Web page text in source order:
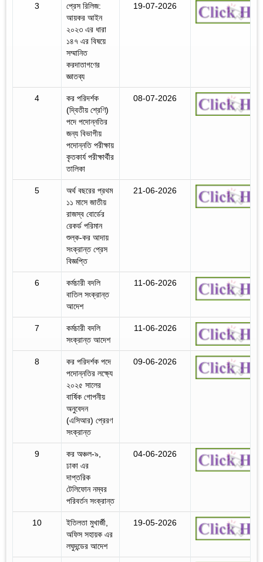
3
প্রেস রিলিজ:
আয়কর আইন
২০২৩ এর ধারা
১৪৭ এর বিষয়ে
সম্মানিত
করদাতাগণের
জ্ঞাতব্য
19-07-2026
4
কর পরিদর্শক
(দ্বিতীয় শ্রেণি)
পদে পদোন্নতির
জন্য বিভাগীয়
পদোন্নতি পরীক্ষায়
কৃতকার্য পরীক্ষার্থীর
তালিকা
08-07-2026
5
অর্থ বছরের প্রথম
১১ মাসে জাতীয়
রাজস্ব বোর্ডের
রেকর্ড পরিমান
শুল্ক-কর আদায়
সংক্রান্ত প্রেস
বিজ্ঞপ্তি
21-06-2026
6
কর্মচারী বদলি
বাতিল সংক্রান্ত
আদেশ
11-06-2026
7
কর্মচারী বদলি
সংক্রান্ত আদেশ
11-06-2026
8
কর পরিদর্শক পদে
পদোন্নতির লক্ষ্যে
২০২৫ সালের
বার্ষিক গোপনীয়
অনুবেদন
(এসিআর) প্রেরণ
সংক্রান্ত
09-06-2026
9
কর অঞ্চল-৯,
ঢাকা এর
দাপ্তরিক
টেলিফোন নম্বর
পরিবর্তন সংক্রান্ত
04-06-2026
10
ইতিলতা মুখার্জী,
অফিস সহায়ক এর
লঘুদন্ডের আদেশ
19-05-2026